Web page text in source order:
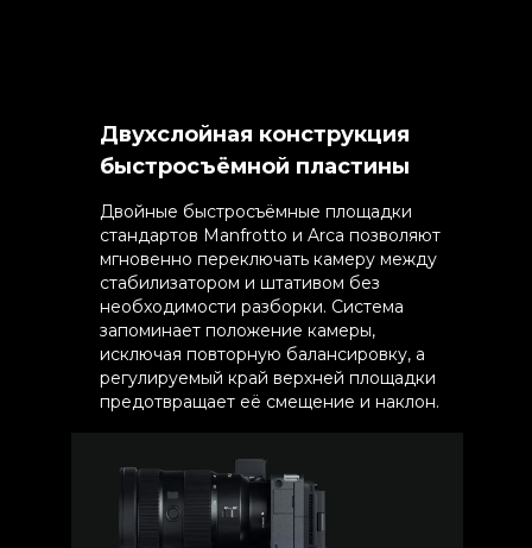
Двухслойная конструкция
быстросъёмной пластины
Двойные быстросъёмные площадки
стандартов Manfrotto и Arca позволяют
мгновенно переключать камеру между
стабилизатором и штативом без
необходимости разборки. Система
запоминает положение камеры,
исключая повторную балансировку, а
регулируемый край верхней площадки
предотвращает её смещение и наклон.